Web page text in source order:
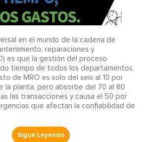
en el mundo de la cadena de
reparaciones y
es que la gestión del proceso
tiempo de todos los departamentos
de MRO es solo del seis al 10 por
la planta, pero absorbe del 70 al 80
las transacciones y causa el 50 por
que afectan la confiabilidad de